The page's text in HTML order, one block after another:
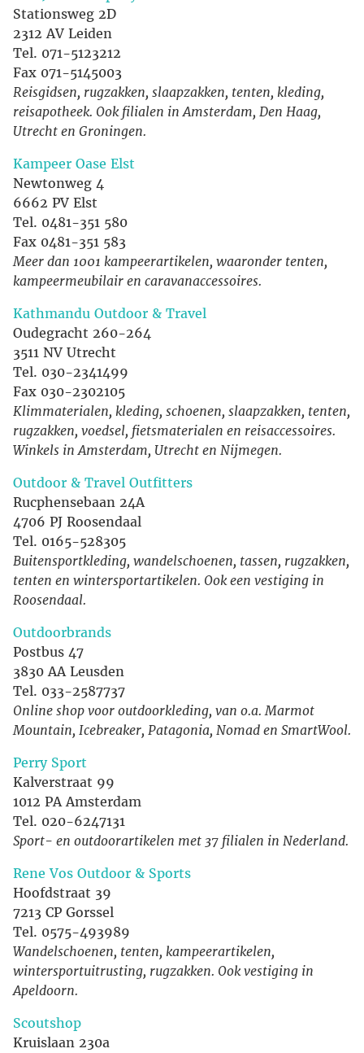
Stationsweg 2D
2312 AV Leiden
Tel. 071-5123212
Fax 071-5145003
Reisgidsen, rugzakken, slaapzakken, tenten, kleding,
reisapotheek. Ook filialen in Amsterdam, Den Haag,
Utrecht en Groningen.
Kampeer Oase Elst
Newtonweg 4
6662 PV Elst
Tel. 0481-351 580
Fax 0481-351 583
Meer dan 1001 kampeerartikelen, waaronder tenten,
kampeermeubilair en caravanaccessoires.
Kathmandu Outdoor & Travel
Oudegracht 260-264
3511 NV Utrecht
Tel. 030-2341499
Fax 030-2302105
Klimmaterialen, kleding, schoenen, slaapzakken, tenten,
rugzakken, voedsel, fietsmaterialen en reisaccessoires.
Winkels in Amsterdam, Utrecht en Nijmegen.
Outdoor & Travel Outfitters
Rucphensebaan 24A
4706 PJ Roosendaal
Tel. 0165-528305
Buitensportkleding, wandelschoenen, tassen, rugzakken,
tenten en wintersportartikelen. Ook een vestiging in
Roosendaal.
Outdoorbrands
Postbus 47
3830 AA Leusden
Tel. 033-2587737
Online shop voor outdoorkleding, van o.a. Marmot
Mountain, Icebreaker, Patagonia, Nomad en SmartWool.
Perry Sport
Kalverstraat 99
1012 PA Amsterdam
Tel. 020-6247131
Sport- en outdoorartikelen met 37 filialen in Nederland.
Rene Vos Outdoor & Sports
Hoofdstraat 39
7213 CP Gorssel
Tel. 0575-493989
Wandelschoenen, tenten, kampeerartikelen,
wintersportuitrusting, rugzakken. Ook vestiging in
Apeldoorn.
Scoutshop
Kruislaan 230a